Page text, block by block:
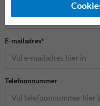
E-mailadres*
Telefoonnummer